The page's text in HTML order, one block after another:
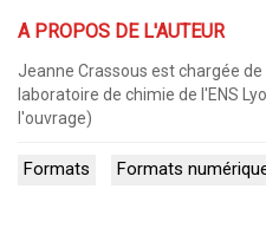
A PROPOS DE L'AUTEUR
Jeanne Crassous est chargée de
laboratoire de chimie de l'ENS
l'ouvrage)
Formats Formats